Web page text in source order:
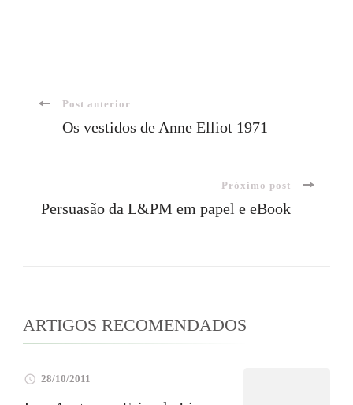
Navegação
post
Post anterior
Os vestidos de Anne Elliot 1971
Próximo post
Persuasão da L&PM em papel e eBook
ARTIGOS RECOMENDADOS
28/10/2011